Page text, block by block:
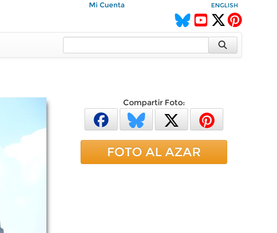
Mi Cuenta ENGLISH
Compartir Foto:
FOTO AL AZAR